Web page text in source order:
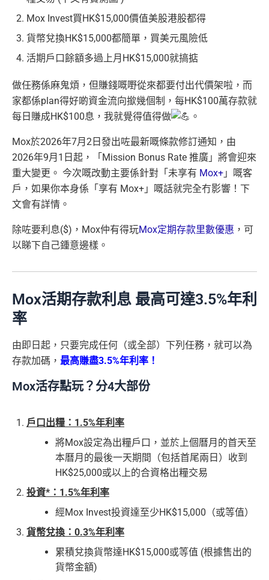
Mox Invest買HK$15,000價值美股港股都得
貨幣兌換HK$15,000都簡單，買美元風險低
活期戶口餘額多過上月HK$15,000就搞掂
做任務係麻鬼煩，但賺錢嘅嘢從來都要付出代價架啦，而
家都係plan得好啲資金流向撳幾個制，每HK$100萬存款就
每日賺成HK$100息，我就覺得值得做
。
Mox於2026年7月2日發出咗最新嘅條款修訂通知，由
2026年9月1日起，「Mission Bonus Rate 推廣」將會迎來
重大變更。 今次嘅改動主要係針對「未享有 Mox+ 」嘅客
戶，如果你本身係「享有 Mox+」嘅話就完全冇影響！下
文會有詳情。
除咗要利息($)，Mox仲有得玩Mox定期存款里數優惠 ，可
以睇下自己鍾意邊樣。
Mox活期存款利息 最高可達3.5%年利
率
由即日起，只要完成任何（或全部）下列任務，就可以為
存款加碼， 最高賺盡3.5%年利率！
Mox活存點玩？分4大部份
戶口出糧：1.5%年利率
將Mox設定為出糧戶口，並於上個曆月的首天至
本曆月的最後一天期間（包括首尾兩日）收到
HK$25,000或以上的合資格出糧交易
投資*：1.5%年利率
經Mox Invest投資達至少HK$15,000（或等值）
貨幣兌換：0.3%年利率
累積兌換貨幣達HK$15,000或等值 (根據售出的
貨幣金額)